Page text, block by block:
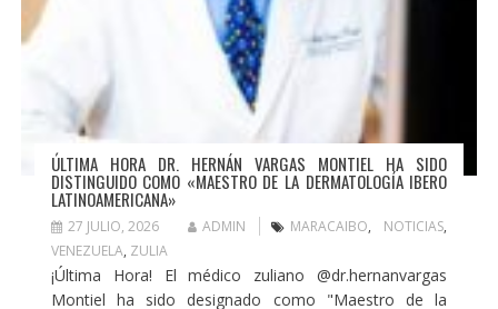
ÚLTIMA HORA DR. HERNÁN VARGAS MONTIEL HA SIDO
DISTINGUIDO COMO «MAESTRO DE LA DERMATOLOGÍA IBERO
LATINOAMERICANA»
27 JULIO, 2026 ADMIN MARACAIBO, NOTICIAS,
VENEZUELA, ZULIA
¡Última Hora! El médico zuliano @dr.hernanvargas
Montiel ha sido designado como "Maestro de la